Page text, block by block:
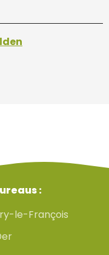
:
le-François